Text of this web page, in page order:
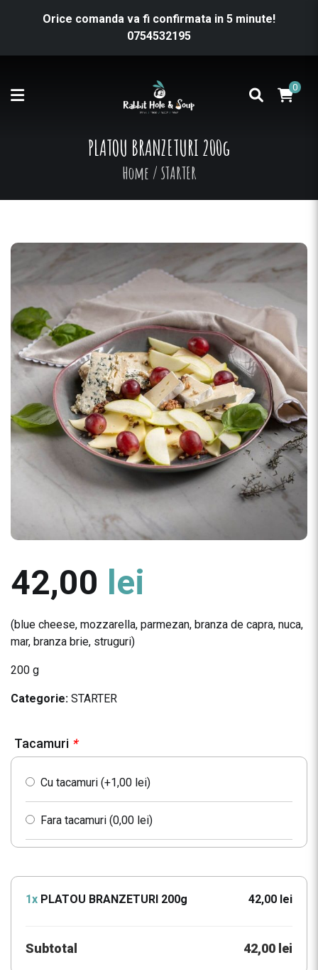
Orice comanda va fi confirmata in 5 minute!
0754532195
0
PLATOU BRANZETURI 200g
Home / STARTER
42,00 lei
(blue cheese, mozzarella, parmezan, branza de capra, nuca,
mar, branza brie, struguri)
200 g
Categorie: STARTER
Tacamuri *
Cu tacamuri (+1,00 lei)
Fara tacamuri (0,00 lei)
1x PLATOU BRANZETURI 200g 42,00 lei
Subtotal 42,00 lei